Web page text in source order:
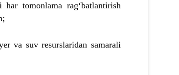
tomonlama rag‘batlantirish
va suv resurslaridan samarali